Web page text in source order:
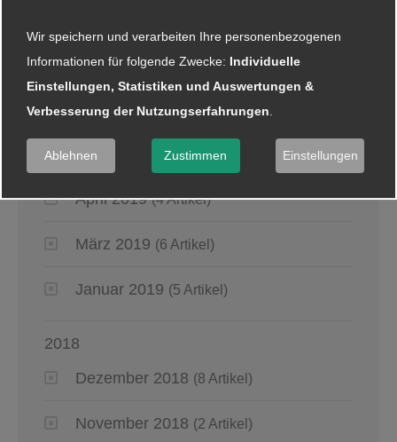
Juli 2019 (4 Artikel)
Juni 2019 (6 Artikel)
Mai 2019 (2 Artikel)
April 2019 (4 Artikel)
März 2019 (6 Artikel)
Januar 2019 (5 Artikel)
2018
Dezember 2018 (8 Artikel)
November 2018 (2 Artikel)
Wir speichern und verarbeiten Ihre personenbezogenen
Informationen für folgende Zwecke: Individuelle
Einstellungen, Statistiken und Auswertungen &
Verbesserung der Nutzungserfahrungen
Ablehnen Zustimmen Einstellungen